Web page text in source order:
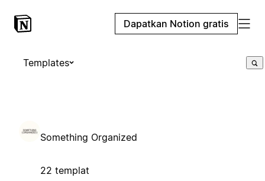
Dapatkan Notion gratis
Templates
Something Organized
22 templat